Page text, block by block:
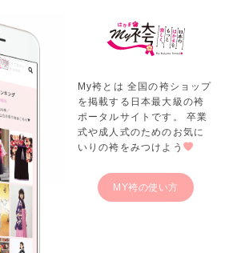
My袴とは 全国の袴ショップ
を掲載する日本最大級の袴
ポータルサイトです。 卒業
式や成人式のためのお気に
いりの袴をみつけよう
MY袴の使い方